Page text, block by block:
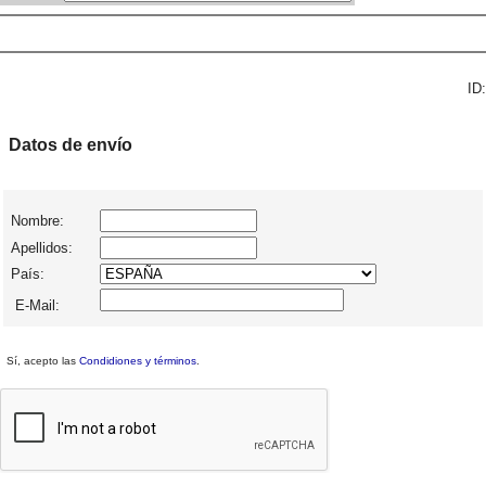
ID:
Datos de envío
Nombre:
Apellidos:
País:
E-Mail:
Sí, acepto las Condidiones y términos